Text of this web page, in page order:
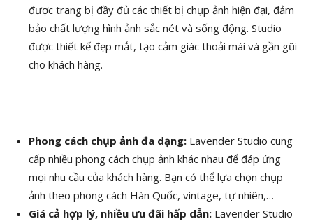
được trang bị đầy đủ các thiết bị chụp ảnh hiện đại, đảm
bảo chất lượng hình ảnh sắc nét và sống động. Studio
được thiết kế đẹp mắt, tạo cảm giác thoải mái và gần gũi
cho khách hàng.
Phong cách chụp ảnh đa dạng: Lavender Studio cung
cấp nhiều phong cách chụp ảnh khác nhau để đáp ứng
mọi nhu cầu của khách hàng. Bạn có thể lựa chọn chụp
ảnh theo phong cách Hàn Quốc, vintage, tự nhiên,…
Giá cả hợp lý, nhiều ưu đãi hấp dẫn: Lavender Studio